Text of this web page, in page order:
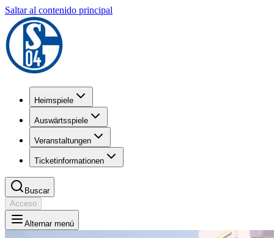
Saltar al contenido principal
Heimspiele
Auswärtsspiele
Veranstaltungen
Ticketinformationen
Buscar
Acceso
Alternar menú